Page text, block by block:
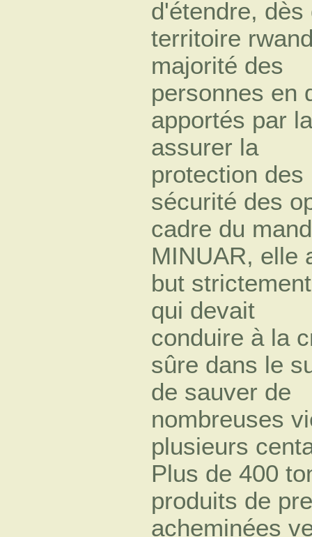
d'étendre,
territoire
majorité des
personnes en
apportés par
assurer la
protection
sécurité des
cadre du
MINUAR, elle
but
qui devait
conduire à la
sûre dans le
de sauver de
nombreuses
plusieurs
Plus de 400
produits de
acheminées